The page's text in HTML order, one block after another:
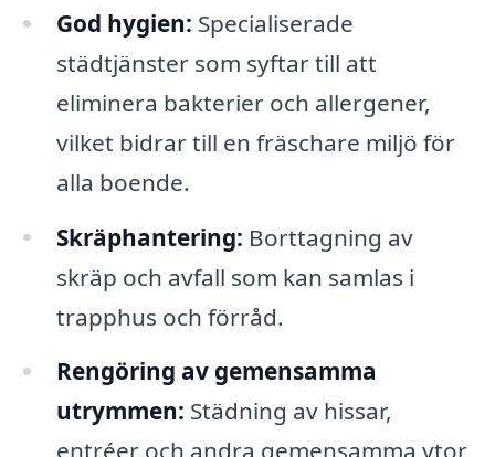
God hygien: Specialiserade
städtjänster som syftar till att
eliminera bakterier och allergener,
vilket bidrar till en fräschare miljö för
alla boende.
Skräphantering: Borttagning av
skräp och avfall som kan samlas i
trapphus och förråd.
Rengöring av gemensamma
utrymmen: Städning av hissar,
entréer och andra gemensamma ytor